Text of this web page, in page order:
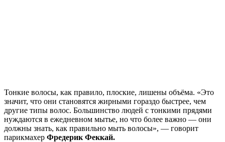
Тонкие волосы, как правило, плоские, лишены объёма. «Это
значит, что они становятся жирными гораздо быстрее, чем
другие типы волос. Большинство людей с тонкими прядями
нуждаются в ежедневном мытье, но что более важно — они
должны знать, как правильно мыть волосы», — говорит
парикмахер Фредерик Феккай.